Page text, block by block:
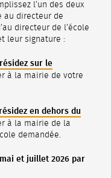
l’un des deux
au directeur de
directeur de l’école
leur signature :
sur le
à la mairie de votre
en dehors du
à la mairie de la
demandée.
et juillet 2026 par